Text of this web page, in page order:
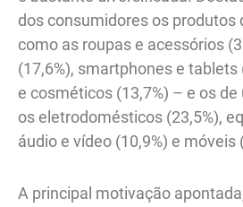
dos consumidores os produtos
como as roupas e acessórios
(17,6%), smartphones e
e cosméticos (13,7%) – e os
os eletrodomésticos (23,5%),
áudio e vídeo (10,9%) e móveis
A principal motivação